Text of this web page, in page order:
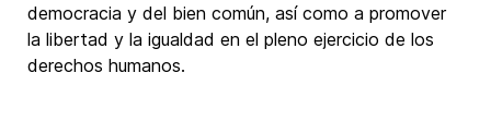
democracia y del bien común, así como a promover
la libertad y la igualdad en el pleno ejercicio de los
derechos humanos.